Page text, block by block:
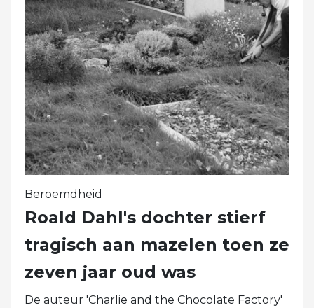
Beroemdheid
Roald Dahl's dochter stierf
tragisch aan mazelen toen ze
zeven jaar oud was
De auteur 'Charlie and the Chocolate Factory'